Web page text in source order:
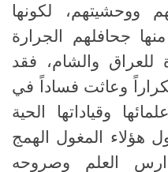
ووحشيتهم، لكونها
جحافلهم الجرارة
للعراق والشام، فقد
وعاثت فساداً في
وقياداتها الحية
هؤلاء المغول الهمج
العلم وصروحه